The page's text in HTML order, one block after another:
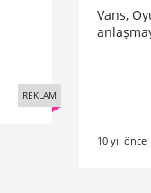
REKLAM
Vans,
10 yıl önce